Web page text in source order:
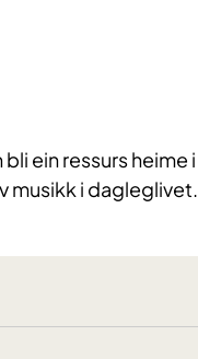
ein ressurs heime i
musikk i dagleglivet.